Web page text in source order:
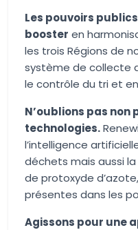
Les pouvoirs
booster en
les trois Régions de
système de collecte
le contrôle du tri et
N’oublions pas non
technologies.
l’intelligence
déchets mais aussi
de protoxyde
présentes dans les
Agissons pour une